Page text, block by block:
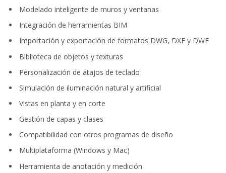
Modelado inteligente de muros y ventanas
Integración de herramientas BIM
Importación y exportación de formatos DWG, DXF y DWF
Biblioteca de objetos y texturas
Personalización de atajos de teclado
Simulación de iluminación natural y artificial
Vistas en planta y en corte
Gestión de capas y clases
Compatibilidad con otros programas de diseño
Multiplataforma (Windows y Mac)
Herramienta de anotación y medición